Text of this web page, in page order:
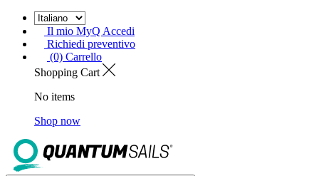
Il mio MyQ Accedi
Richiedi preventivo
(0) Carrello
Shopping Cart
No items
Shop now